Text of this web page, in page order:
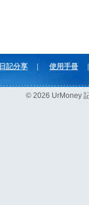
日記分享 使用手冊
© 2026 UrMoney